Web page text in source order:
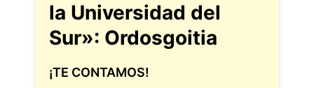
la Universidad del
Sur»: Ordosgoitia
¡TE CONTAMOS!